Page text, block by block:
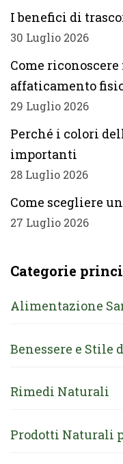
I benefici di
30 Luglio 2026
Come
affaticamento
29 Luglio 2026
Perché i colori
importanti
28 Luglio 2026
Come scegliere
27 Luglio 2026
Categorie
Alimentazione
Benessere e Stile
Rimedi Naturali
Prodotti Naturali